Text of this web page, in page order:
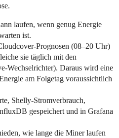
laufen, wenn genug Energie
ist.
Prognosen (08–20 Uhr)
sie täglich mit den
Wechselrichter). Daraus wird eine
am Folgetag voraussichtlich
Shelly-Stromverbrauch,
gespeichert und in Grafana
wie lange die Miner laufen